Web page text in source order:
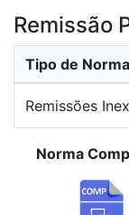
Remissão
Tipo de
Remissões
Norma